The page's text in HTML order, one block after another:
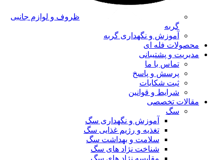
ظروف و لوازم جانبی
گربه
آموزش و نگهداری گربه
محصولات فله ای
مدیریت و پشتیبانی
تماس با ما
پرسش و پاسخ
ثبت شکایات
شرایط و قوانین
مقالات تخصصی
سگ
آموزش و نگهداری سگ
تغذیه و رژیم غذایی سگ
سلامت و بهداشت سگ
شناخت نژاد های سگ
مقایسه نژاد های سگ